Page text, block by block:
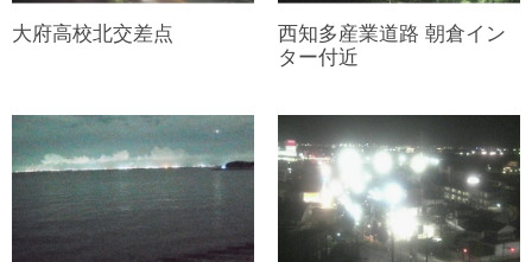
大府高校北交差点
西知多産業道路 朝倉イン
ター付近